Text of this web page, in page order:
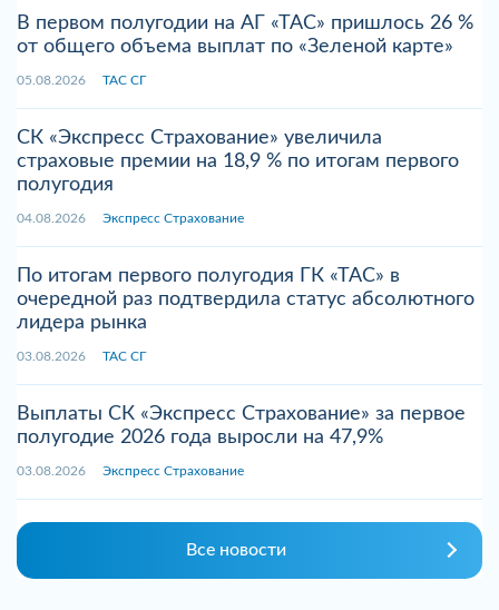
В первом полугодии на АГ «ТАС» пришлось 26 %
от общего объема выплат по «Зеленой карте»
05.08.2026 ТАС СГ
СК «Экспресс Страхование» увеличила
страховые премии на 18,9 % по итогам первого
полугодия
04.08.2026 Экспресс Страхование
По итогам первого полугодия ГК «ТАС» в
очередной раз подтвердила статус абсолютного
лидера рынка
03.08.2026 ТАС СГ
Выплаты СК «Экспресс Страхование» за первое
полугодие 2026 года выросли на 47,9%
03.08.2026 Экспресс Страхование
Все новости